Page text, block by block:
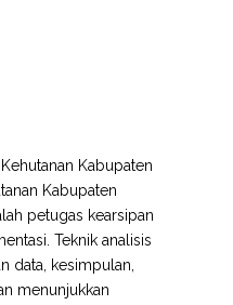
Kabupaten
Kabupaten
petugas kearsipan
Teknik analisis
data, kesimpulan,
menunjukkan